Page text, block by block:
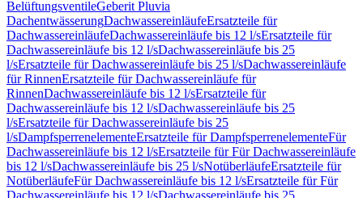
BelüftungsventileGeberit Pluvia
DachentwässerungDachwassereinläufeErsatzteile für
DachwassereinläufeDachwassereinläufe bis 12 l/sErsatzteile für
Dachwassereinläufe bis 12 l/sDachwassereinläufe bis 25
l/sErsatzteile für Dachwassereinläufe bis 25 l/sDachwassereinläufe
für RinnenErsatzteile für Dachwassereinläufe für
RinnenDachwassereinläufe bis 12 l/sErsatzteile für
Dachwassereinläufe bis 12 l/sDachwassereinläufe bis 25
l/sErsatzteile für Dachwassereinläufe bis 25
l/sDampfsperrenelementeErsatzteile für DampfsperrenelementeFür
Dachwassereinläufe bis 12 l/sErsatzteile für Für Dachwassereinläufe
bis 12 l/sDachwassereinläufe bis 25 l/sNotüberläufeErsatzteile für
NotüberläufeFür Dachwassereinläufe bis 12 l/sErsatzteile für Für
Dachwassereinläufe bis 12 l/sDachwassereinläufe bis 25